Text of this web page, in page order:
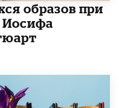
образов при
Иосифа